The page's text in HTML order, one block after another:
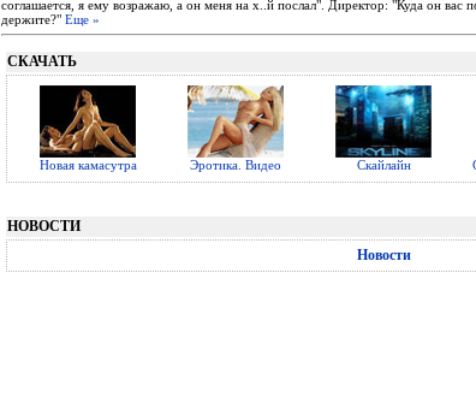
соглашается, я ему возражаю, а он меня на х..й послал". Директор: "Куда он вас
держите?" Еще »
СКАЧАТЬ
Новая камасутра Эротика. Видео Скайлайн
НОВОСТИ
Новости